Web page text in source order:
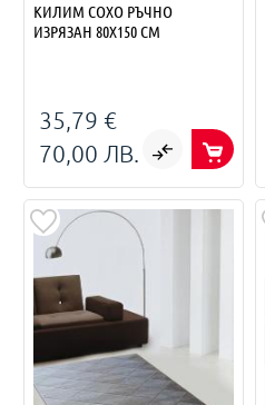
КИЛИМ СОХО РЪЧНО
ИЗРЯЗАН 80Х150 СМ
35,79 €
70,00 ЛВ.